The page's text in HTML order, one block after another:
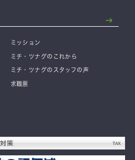
ミッション
ミチ・ツナグのこれから
ミチ・ツナグのスタッフの声
求職票